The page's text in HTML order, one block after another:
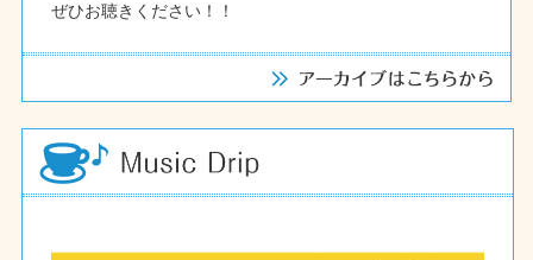
ぜひお聴きください！！